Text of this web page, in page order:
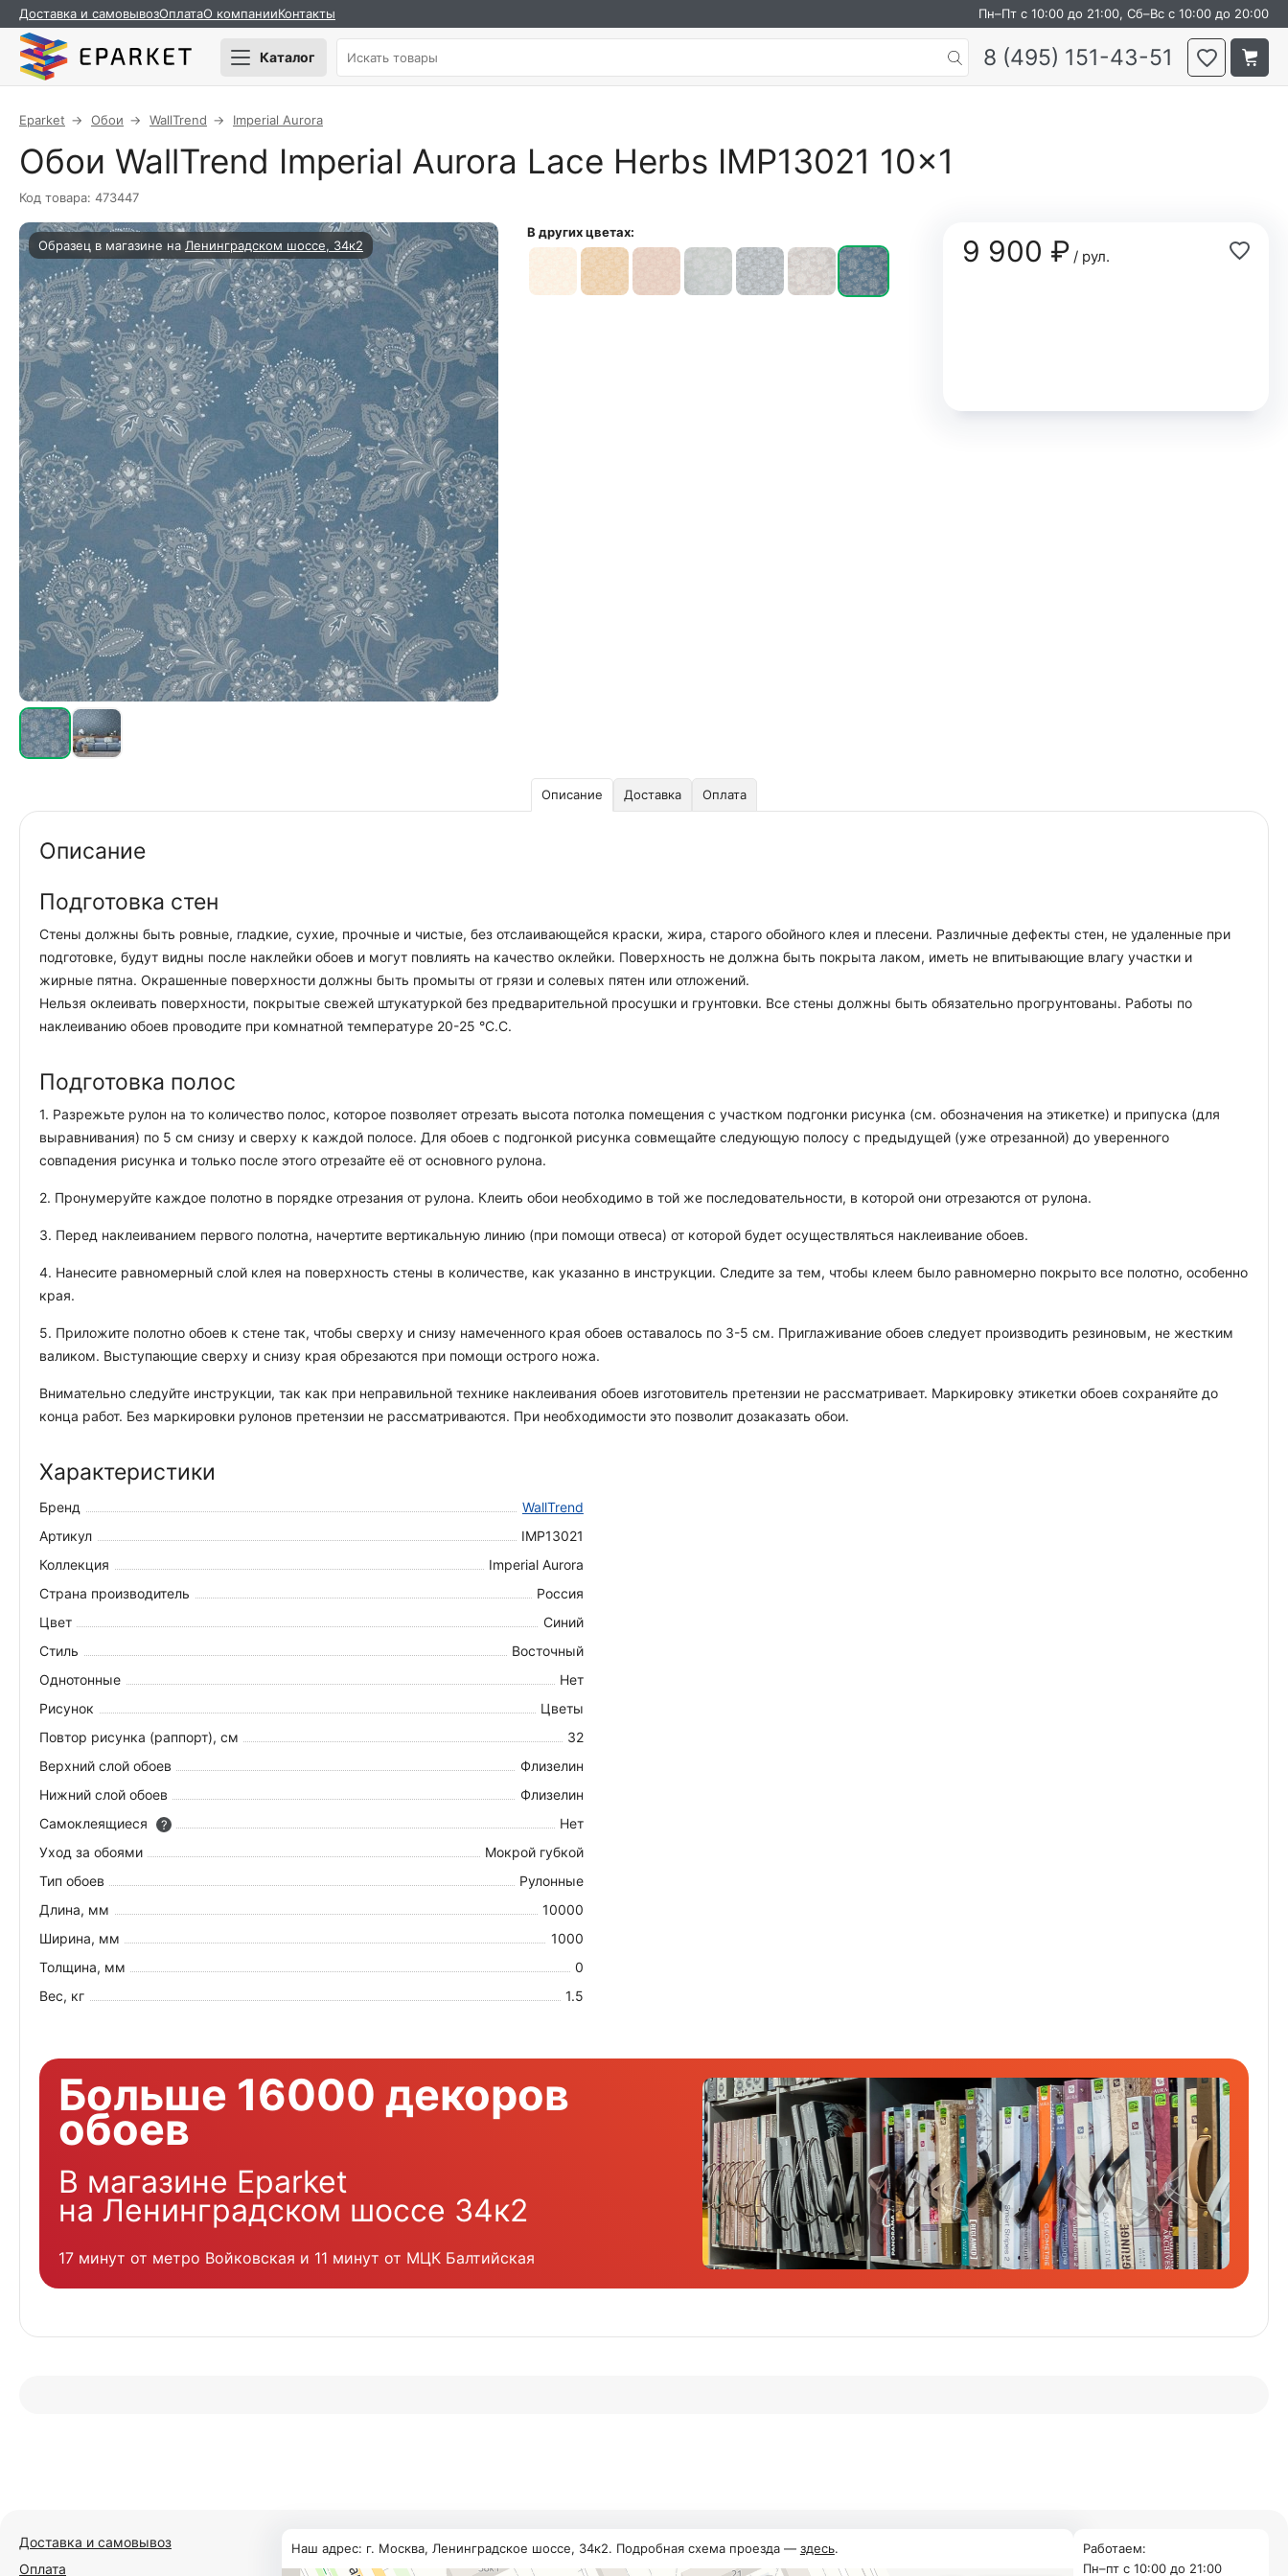
Доставка и самовывозОплатаО компанииКонтакты Пн–Пт с 10:00 до 21:00, Сб–Вс с 10:00 до 20:00
Каталог 8 (495) 151-43-51
Eparket Обои WallTrend Imperial Aurora
Обои WallTrend Imperial Aurora Lace Herbs IMP13021 10×1
Код товара: 473447
Образец в магазине на Ленинградском шоссе, 34к2 9 900 ₽/ рул.
В других цветах:
Описание Доставка Оплата
Описание
Подготовка стен
Стены должны быть ровные, гладкие, сухие, прочные и чистые, без отслаивающейся краски, жира, старого обойного клея и плесени. Различные дефекты стен, не удаленные при
подготовке, будут видны после наклейки обоев и могут повлиять на качество оклейки. Поверхность не должна быть покрыта лаком, иметь не впитывающие влагу участки и
жирные пятна. Окрашенные поверхности должны быть промыты от грязи и солевых пятен или отложений.
Нельзя оклеивать поверхности, покрытые свежей штукатуркой без предварительной просушки и грунтовки. Все стены должны быть обязательно прогрунтованы. Работы по
наклеиванию обоев проводите при комнатной температуре 20-25 °C.C.
Подготовка полос
1. Разрежьте рулон на то количество полос, которое позволяет отрезать высота потолка помещения с участком подгонки рисунка (см. обозначения на этикетке) и припуска (для
выравнивания) по 5 см снизу и сверху к каждой полосе. Для обоев с подгонкой рисунка совмещайте следующую полосу с предыдущей (уже отрезанной) до уверенного
совпадения рисунка и только после этого отрезайте её от основного рулона.
2. Пронумеруйте каждое полотно в порядке отрезания от рулона. Клеить обои необходимо в той же последовательности, в которой они отрезаются от рулона.
3. Перед наклеиванием первого полотна, начертите вертикальную линию (при помощи отвеса) от которой будет осуществляться наклеивание обоев.
4. Нанесите равномерный слой клея на поверхность стены в количестве, как указанно в инструкции. Следите за тем, чтобы клеем было равномерно покрыто все полотно, особенно
края.
5. Приложите полотно обоев к стене так, чтобы сверху и снизу намеченного края обоев оставалось по 3-5 см. Приглаживание обоев следует производить резиновым, не жестким
валиком. Выступающие сверху и снизу края обрезаются при помощи острого ножа.
Внимательно следуйте инструкции, так как при неправильной технике наклеивания обоев изготовитель претензии не рассматривает. Маркировку этикетки обоев сохраняйте до
конца работ. Без маркировки рулонов претензии не рассматриваются. При необходимости это позволит дозаказать обои.
Характеристики
Бренд
WallTrend
Артикул
IMP13021
Коллекция
Imperial Aurora
Страна производитель
Россия
Цвет
Синий
Стиль
Восточный
Однотонные
Нет
Рисунок
Цветы
Повтор рисунка (раппорт), см
32
Верхний слой обоев
Флизелин
Нижний слой обоев
Флизелин
Самоклеящиеся
?
Нет
Уход за обоями
Мокрой губкой
Тип обоев
Рулонные
Длина, мм
10000
Ширина, мм
1000
Толщина, мм
0
Вес, кг
1.5
Больше 16000 декоров
обоев
В магазине Eparket
на Ленинградском шоссе 34к2
17 минут от метро Войковская и 11 минут от МЦК Балтийская
Доставка и самовывоз
Оплата
Наш адрес: г. Москва, Ленинградское шоссе, 34к2. Подробная схема проезда — здесь.
Работаем:
Пн–пт с 10:00 до 21:00